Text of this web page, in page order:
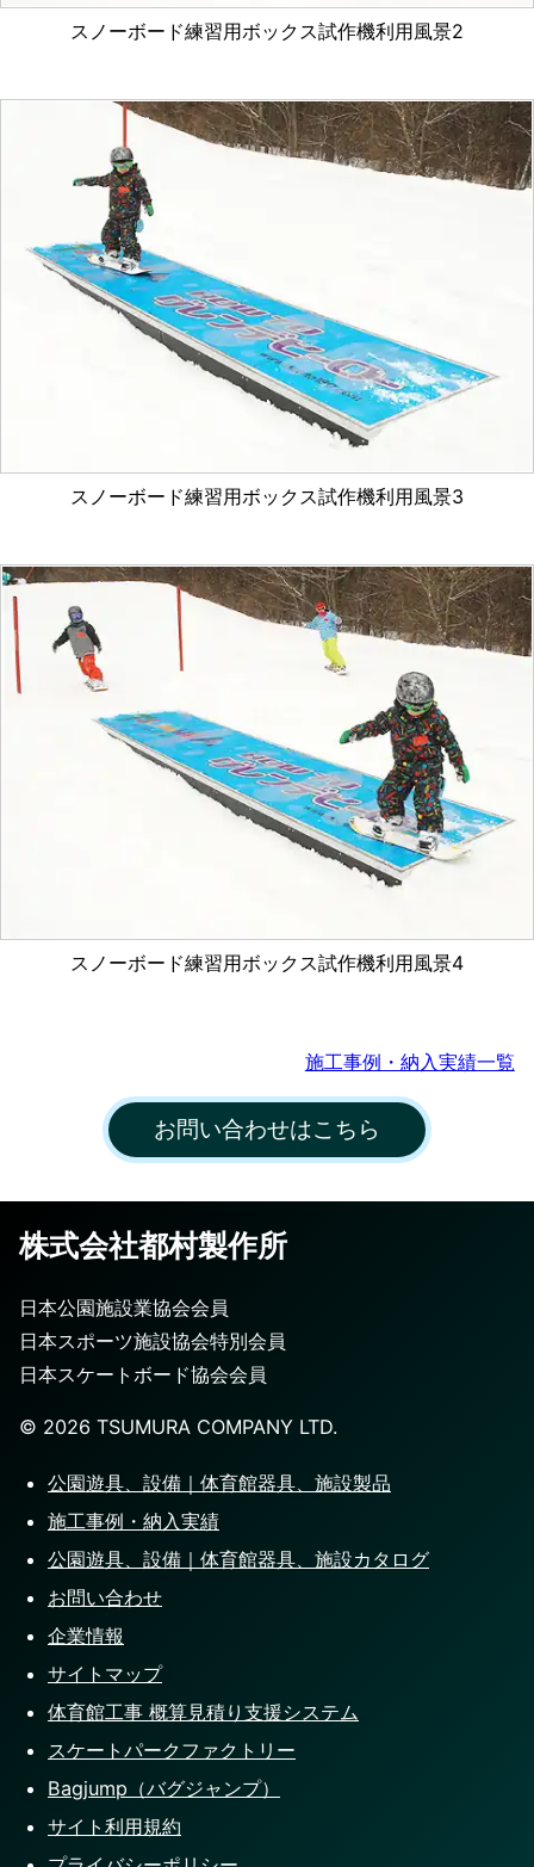
スノーボード練習用ボックス試作機利用風景2
スノーボード練習用ボックス試作機利用風景3
スノーボード練習用ボックス試作機利用風景4
施工事例・納入実績一覧
お問い合わせはこちら
株式会社都村製作所
日本公園施設業協会会員
日本スポーツ施設協会特別会員
日本スケートボード協会会員
©️ 2026 TSUMURA COMPANY LTD.
公園遊具、設備｜体育館器具、施設製品
施工事例・納入実績
公園遊具、設備｜体育館器具、施設カタログ
お問い合わせ
企業情報
サイトマップ
体育館工事 概算見積り支援システム
スケートパークファクトリー
Bagjump（バグジャンプ）
サイト利用規約